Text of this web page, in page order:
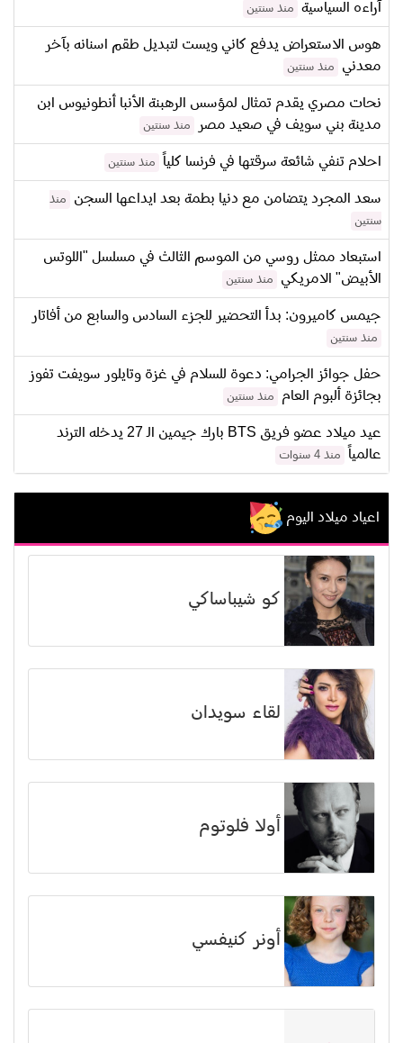
آراءه السياسية منذ سنتين
هوس الاستعراض يدفع كاني ويست لتبديل طقم اسنانه بآخر
معدني
منذ سنتين
نحات مصري يقدم تمثال لمؤسس الرهبنة الأنبا أنطونيوس ابن
مدينة بني سويف في صعيد مصر
منذ سنتين
احلام تنفي شائعة سرقتها في فرنسا كلياً منذ سنتين
سعد المجرد يتضامن مع دنيا بطمة بعد ايداعها السجن
منذ
سنتين
استبعاد ممثل روسي من الموسم الثالث في مسلسل "اللوتس
الأبيض" الامريكي
منذ سنتين
جيمس كاميرون: بدأ التحضير للجزء السادس والسابع من أفاتار
منذ سنتين
حفل جوائز الجرامي: دعوة للسلام في غزة وتايلور سويفت تفوز
بجائزة ألبوم العام
منذ سنتين
عيد ميلاد عضو فريق BTS بارك جيمين الـ 27 يدخله الترند
عالمياً
منذ 4 سنوات
اعياد ميلاد اليوم
كو شيباساكي
لقاء سويدان
أولا فلوتوم
أونر كنيفسي